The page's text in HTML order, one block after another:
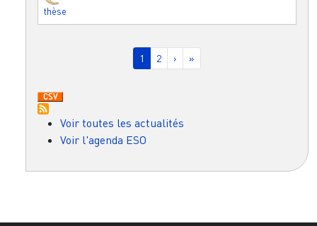
thèse
Page courante
1 Page
2 Page suivante
› Dernière page
»
Voir toutes les actualités
Voir l'agenda ESO